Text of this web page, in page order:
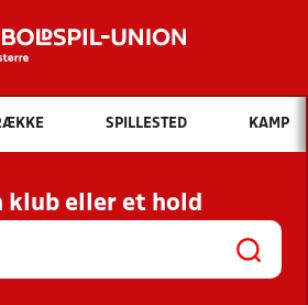
Hvad vil du søge efter?
INDHOLD OG NYHEDER
KLUBBER OG
HOLD
SPILLESTED KAMP
klub eller et hold